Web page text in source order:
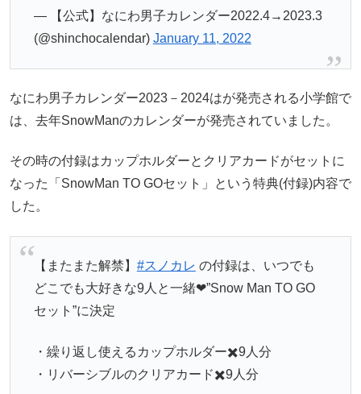
— 【公式】なにわ男子カレンダー2022.4→2023.3
(@shinchocalendar) January 11, 2022
なにわ男子カレンダー2023－2024はが発売される小学館で
は、去年SnowManのカレンダーが発売されていました。
その時の付録はカップホルダーとクリアカードがセットに
なった「SnowMan TO GOセット」という特典(付録)内容で
した。
【またまた解禁】 #スノカレ の付録は、いつでも
どこでも大好きな9人と一緒❤︎”Snow Man TO GO
セット”に決定
・繰り返し使えるカップホルダー✖️9人分
・リバーシブルのクリアカード✖️9人分